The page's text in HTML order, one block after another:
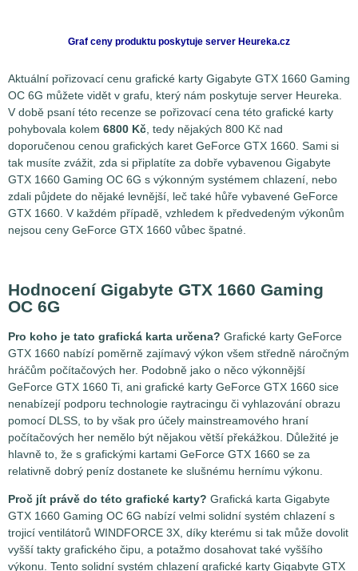
Graf ceny produktu poskytuje server Heureka.cz
Aktuální pořizovací cenu grafické karty Gigabyte GTX 1660 Gaming
OC 6G můžete vidět v grafu, který nám poskytuje server Heureka.
V době psaní této recenze se pořizovací cena této grafické karty
pohybovala kolem 6800 Kč , tedy nějakých 800 Kč nad
doporučenou cenou grafických karet GeForce GTX 1660. Sami si
tak musíte zvážit, zda si připlatíte za dobře vybavenou Gigabyte
GTX 1660 Gaming OC 6G s výkonným systémem chlazení, nebo
zdali půjdete do nějaké levnější, leč také hůře vybavené GeForce
GTX 1660. V každém případě, vzhledem k předvedeným výkonům
nejsou ceny GeForce GTX 1660 vůbec špatné.
Hodnocení Gigabyte GTX 1660 Gaming
OC 6G
Pro koho je tato grafická karta určena? Grafické karty GeForce
GTX 1660 nabízí poměrně zajímavý výkon všem středně náročným
hráčům počítačových her. Podobně jako o něco výkonnější
GeForce GTX 1660 Ti, ani grafické karty GeForce GTX 1660 sice
nenabízejí podporu technologie raytracingu či vyhlazování obrazu
pomocí DLSS, to by však pro účely mainstreamového hraní
počítačových her nemělo být nějakou větší překážkou. Důležité je
hlavně to, že s grafickými kartami GeForce GTX 1660 se za
relativně dobrý peníz dostanete ke slušnému hernímu výkonu.
Proč jít právě do této grafické karty? Grafická karta Gigabyte
GTX 1660 Gaming OC 6G nabízí velmi solidní systém chlazení s
trojicí ventilátorů WINDFORCE 3X, díky kterému si tak může dovolit
vyšší takty grafického čipu, a potažmo dosahovat také vyššího
výkonu. Tento solidní systém chlazení grafické karty Gigabyte GTX